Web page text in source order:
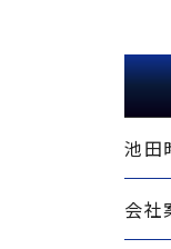
池田
会社